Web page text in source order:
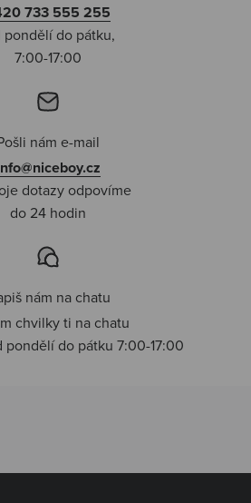
733 555 255
pondělí do pátku,
7:00-17:00
nám e-mail
dotazy odpovíme
do 24 hodin
nám na chatu
chvilky ti na chatu
pondělí do pátku 7:00-17:00